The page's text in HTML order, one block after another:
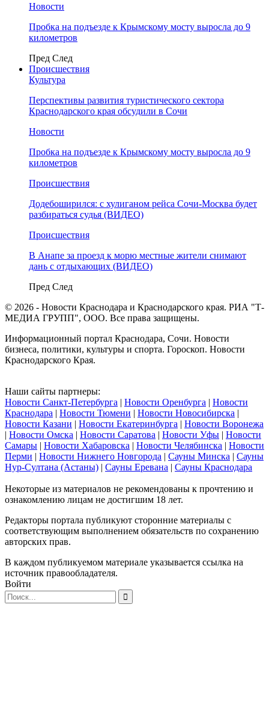
Новости
Пробка на подъезде к Крымскому мосту выросла до 9
километров
Пред След
Происшествия
Культура
Перспективы развития туристического сектора
Краснодарского края обсудили в Сочи
Новости
Пробка на подъезде к Крымскому мосту выросла до 9
километров
Происшествия
Додебоширился: с хулиганом рейса Сочи-Москва будет
разбираться судья (ВИДЕО)
Происшествия
В Анапе за проезд к морю местные жители снимают
дань с отдыхающих (ВИДЕО)
Пред След
© 2026 - Новости Краснодара и Краснодарского края. РИА "Т-
МЕДИА ГРУПП", ООО. Все права защищены.
Информационный портал Краснодара, Сочи. Новости
бизнеса, политики, культуры и спорта. Гороскоп. Новости
Краснодарского Края.
Наши сайты партнеры:
Новости Санкт-Петербурга | Новости Оренбурга | Новости
Краснодара | Новости Тюмени | Новости Новосибирска |
Новости Казани | Новости Екатеринбурга | Новости Воронежа
| Новости Омска | Новости Саратова | Новости Уфы | Новости
Самары | Новости Хабаровска | Новости Челябинска | Новости
Перми | Новости Нижнего Новгорода | Сауны Минска | Сауны
Нур-Султана (Астаны) | Сауны Еревана | Сауны Краснодара
Некоторые из материалов не рекомендованы к прочтению и
ознакомлению лицам не достигшим 18 лет.
Редакторы портала публикуют сторонние материалы с
соответствующим выполнением обязательств по сохранению
авторских прав.
В каждом публикуемом материале указывается ссылка на
источник правообладателя.
Войти